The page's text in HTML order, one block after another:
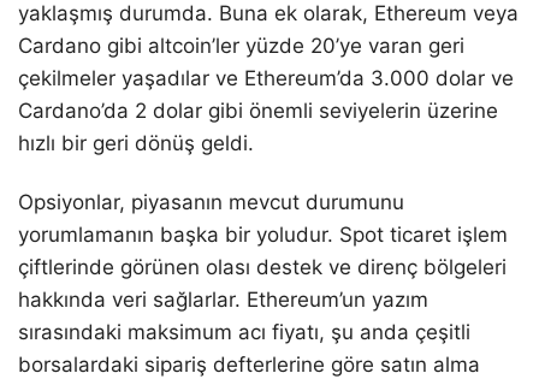
yaklaşmış durumda. Buna ek olarak, Ethereum veya
Cardano gibi altcoin’ler yüzde 20’ye varan geri
çekilmeler yaşadılar ve Ethereum’da 3.000 dolar ve
Cardano’da 2 dolar gibi önemli seviyelerin üzerine
hızlı bir geri dönüş geldi.
Opsiyonlar, piyasanın mevcut durumunu
yorumlamanın başka bir yoludur. Spot ticaret işlem
çiftlerinde görünen olası destek ve direnç bölgeleri
hakkında veri sağlarlar. Ethereum’un yazım
sırasındaki maksimum acı fiyatı, şu anda çeşitli
borsalardaki sipariş defterlerine göre satın alma